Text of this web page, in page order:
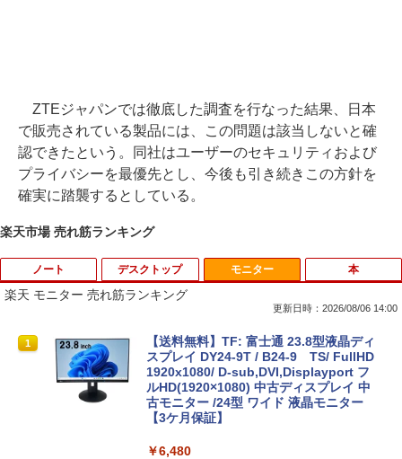
ZTEジャパンでは徹底した調査を行なった結果、日本
で販売されている製品には、この問題は該当しないと確
認できたという。同社はユーザーのセキュリティおよび
プライバシーを最優先とし、今後も引き続きこの方針を
確実に踏襲するとしている。
楽天市場 売れ筋ランキング
ノート
1
超得1,000円OFF｜新生活応援 豪華特典
付き｜最新OS対応 第8世代｜最大180日
保証｜Core i3 第8世代｜中古ノートパソ
コン Windows11 office付き｜中古ノー
トパソコン 15.6 テンキー付き｜ノートパ
ソコン Microsoft Office付き｜ノートパ
デスクトップ
1
【中古】 自作機 Z170 PRO GAMING Co
re i7 6700K タワー型 USB3.0 HDMI ジャ
ンクPC [96640]
￥9,310
モニター
楽天 モニター 売れ筋ランキング
更新日時：2026/08/06 14:00
1
【送料無料】TF: 富士通 23.8型液晶ディ
スプレイ DY24-9T / B24-9 TS/ FullHD
1920x1080/ D-sub,DVI,Displayport フ
ルHD(1920×1080) 中古ディスプレイ 中
古モニター /24型 ワイド 液晶モニター
【3ケ月保証】
￥6,480
本